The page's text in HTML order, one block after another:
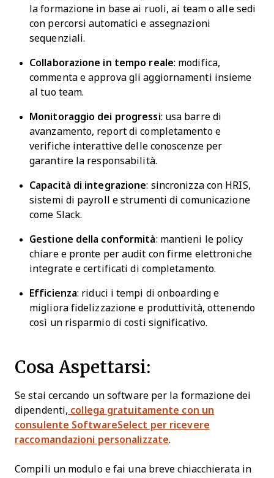
la formazione in base ai ruoli, ai team o alle sedi
con percorsi automatici e assegnazioni
sequenziali.
Collaborazione in tempo reale: modifica,
commenta e approva gli aggiornamenti insieme
al tuo team.
Monitoraggio dei progressi: usa barre di
avanzamento, report di completamento e
verifiche interattive delle conoscenze per
garantire la responsabilità.
Capacità di integrazione: sincronizza con HRIS,
sistemi di payroll e strumenti di comunicazione
come Slack.
Gestione della conformità: mantieni le policy
chiare e pronte per audit con firme elettroniche
integrate e certificati di completamento.
Efficienza: riduci i tempi di onboarding e
migliora fidelizzazione e produttività, ottenendo
così un risparmio di costi significativo.
Cosa Aspettarsi:
Se stai cercando un software per la formazione dei
dipendenti, collega gratuitamente con un
consulente SoftwareSelect per ricevere
raccomandazioni personalizzate.
Compili un modulo e fai una breve chiacchierata in